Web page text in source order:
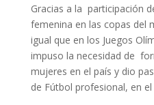
Gracias a la participación
femenina en las copas del
igual que en los Juegos
impuso la necesidad de
mujeres en el país y dio
de Fútbol profesional, en